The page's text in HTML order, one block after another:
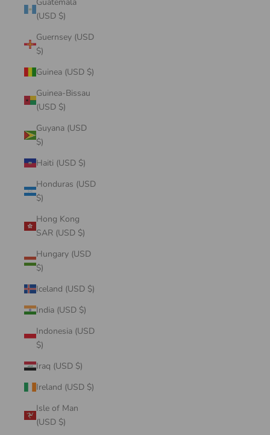
(USD $)
Guernsey (USD
$)
Guinea (USD $)
Guinea-Bissau
(USD $)
Guyana (USD
$)
Haiti (USD $)
Honduras (USD
$)
Hong Kong
SAR (USD $)
Hungary (USD
$)
Iceland (USD $)
India (USD $)
Indonesia (USD
$)
Iraq (USD $)
Ireland (USD $)
Isle of Man
(USD $)